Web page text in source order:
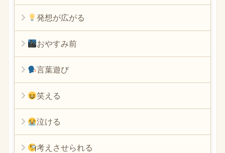
発想が広がる
おやすみ前
言葉遊び
笑える
泣ける
考えさせられる